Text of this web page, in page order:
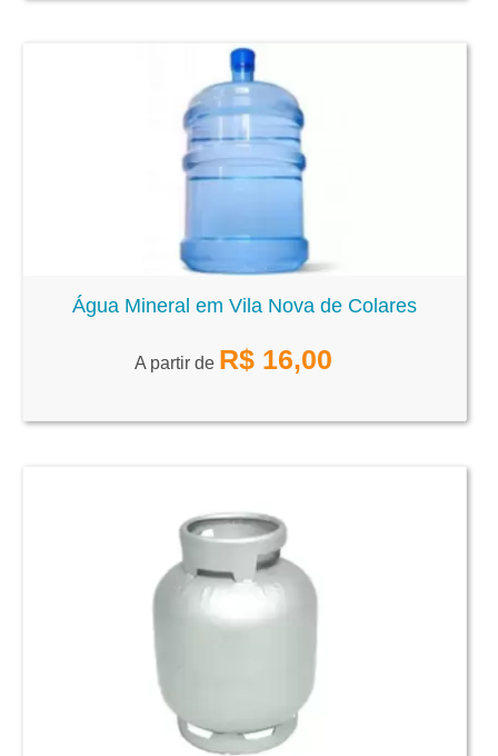
Água Mineral em Vila Nova de Colares
A partir de R$ 16,00